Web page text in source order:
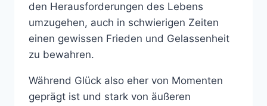
den Herausforderungen des Lebens
umzugehen, auch in schwierigen Zeiten
einen gewissen Frieden und Gelassenheit
zu bewahren.
Während Glück also eher von Momenten
geprägt ist und stark von äußeren